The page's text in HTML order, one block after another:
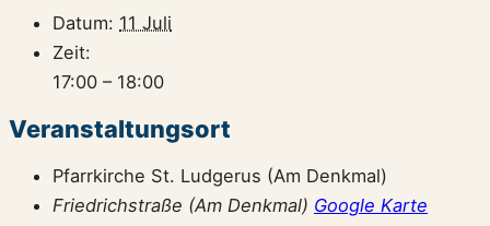
Datum: 11 Juli
Zeit:
17:00 – 18:00
Veranstaltungsort
Pfarrkirche St. Ludgerus (Am Denkmal)
Friedrichstraße (Am Denkmal) Google Karte